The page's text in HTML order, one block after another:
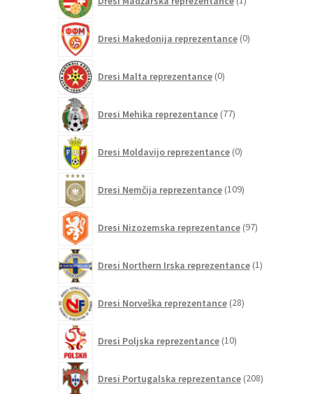
izdelek
Dresi Makedonija reprezentance 0izdelkov
Dresi Malta reprezentance 0izdelkov
Dresi Mehika reprezentance 77izdelkov
Dresi Moldavijo reprezentance 0izdelkov
Dresi Nemčija reprezentance 109izdelkov
Dresi Nizozemska reprezentance 97izdelkov
Dresi Northern Irska reprezentance 1izdelek
Dresi Norveška reprezentance 28izdelkov
Dresi Poljska reprezentance 10izdelkov
Dresi Portugalska reprezentance 208izdelkov